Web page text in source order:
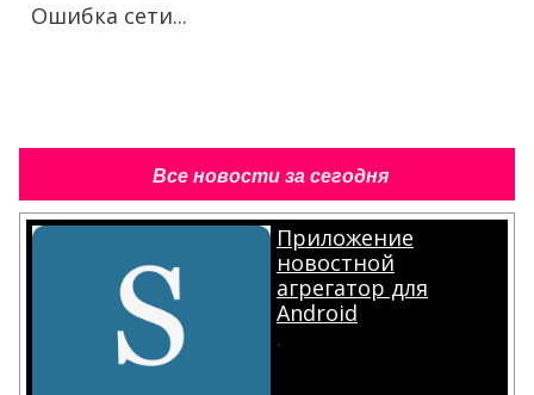
Ошибка сети...
Все новости за сегодня
Приложение
новостной
агрегатор для
Android
.